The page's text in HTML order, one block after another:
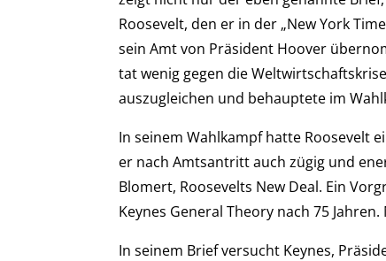
Roosevelt, den er in der „New York
sein Amt von Präsident Hoover
tat wenig gegen die
auszugleichen und behauptete im
In seinem Wahlkampf hatte Roosevelt
er nach Amtsantritt auch zügig und
Blomert, Roosevelts New Deal. Ein
Keynes General Theory nach 75
In seinem Brief versucht Keynes,